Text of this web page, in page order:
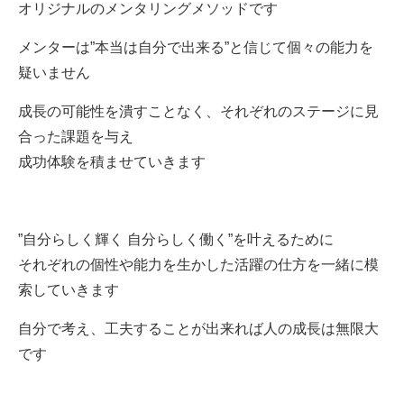
オリジナルのメンタリングメソッドです
メンターは”本当は自分で出来る”と信じて個々の能力を
疑いません
成長の可能性を潰すことなく、それぞれのステージに見
合った課題を与え
成功体験を積ませていきます
”自分らしく輝く 自分らしく働く”を叶えるために
それぞれの個性や能力を生かした活躍の仕方を一緒に模
索していきます
自分で考え、工夫することが出来れば人の成長は無限大
です